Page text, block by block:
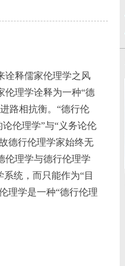
诠释儒家伦理学之风
伦理学诠释为一种“德
路相抗衡。“德行伦
伦理学”与“义务论伦
德行伦理学家始终无
伦理学与德行伦理学
统，而只能作为“目
理学是一种“德行伦理